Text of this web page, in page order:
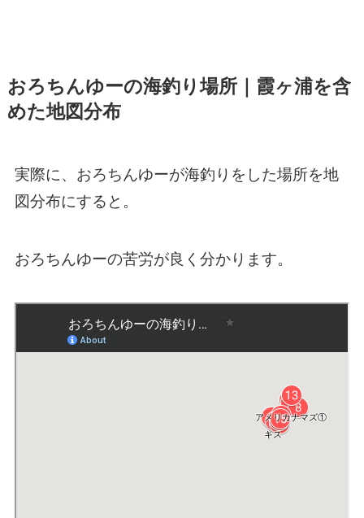
おろちんゆーの海釣り場所｜霞ヶ浦を含
めた地図分布
実際に、おろちんゆーが海釣りをした場所を地
図分布にすると。
おろちんゆーの苦労が良く分かります。